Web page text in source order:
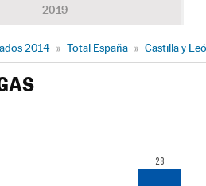
2019
2014 » Total España » Castilla y
28